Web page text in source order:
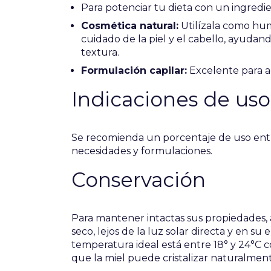
Para potenciar tu dieta con un
Cosmética natural: Utilízala como
cuidado de la piel y el cabello,
textura.
Formulación capilar: Excelente para
Indicaciones de uso
Se recomienda un porcentaje de uso
necesidades y formulaciones.
Conservación
Para mantener intactas sus
seco, lejos de la luz solar directa y en su
temperatura ideal está entre 18° y 24°C
que la miel puede cristalizar